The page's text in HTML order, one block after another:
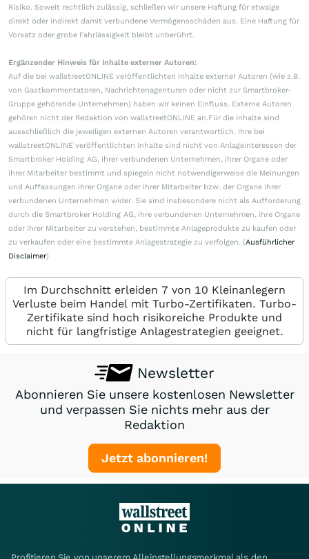
Risiko. Soweit rechtlich zulässig, schließen wir unsere Haftung für etwaige
direkt oder indirekt damit verbundene Vermögensschäden aus. Eine Haftung für
Vorsatz oder grobe Fahrlässigkeit bleibt unberührt.
Ergänzender Hinweis für Inhalte externer Autoren:
Auf die bei wallstreetONLINE veröffentlichten Inhalte externer Autoren (wie z.B.
von Gastkommentatoren, Nachrichtenagenturen oder nicht zur Smartbroker-
Gruppe gehörende Unternehmen) haben wir keinen Einfluss. Externe Autoren
gehören nicht der Redaktion von wallstreetONLINE an.Für die Inhalte sind
ausschließlich die jeweiligen externen Autoren verantwortlich. Ihre bei
wallstreetONLINE veröffentlichten Inhalte sind nicht von Anlageinteressen der
Smartbroker Holding AG, ihrer verbundenen Unternehmen, ihrer Organe oder
ihrer Mitarbeiter bestimmt und spiegeln nicht notwendigerweise die Meinungen
und Auffassungen ihrer Organe oder ihrer Mitarbeiter bzw. der Organe ihrer
verbundenen Unternehmen wider. Sie sind insbesondere nicht als Aufforderung
durch die Smartbroker Holding AG, ihre verbundenen Unternehmen, ihre Organe
oder ihrer Mitarbeiter zu verstehen, bestimmte Anlageprodukte zu kaufen oder
zu verkaufen oder eine bestimmte Anlagestrategie zu verfolgen. (Ausführlicher
Disclaimer)
Im Durchschnitt erleiden 7 von 10 Kleinanlegern
Verluste beim Handel mit Turbo-Zertifikaten. Turbo-
Zertifikate sind hoch risikoreiche Produkte und
nicht für langfristige Anlagestrategien geeignet.
Newsletter
Abonnieren Sie unsere kostenlosen Newsletter
und verpassen Sie nichts mehr aus der
Redaktion
Jetzt abonnieren!